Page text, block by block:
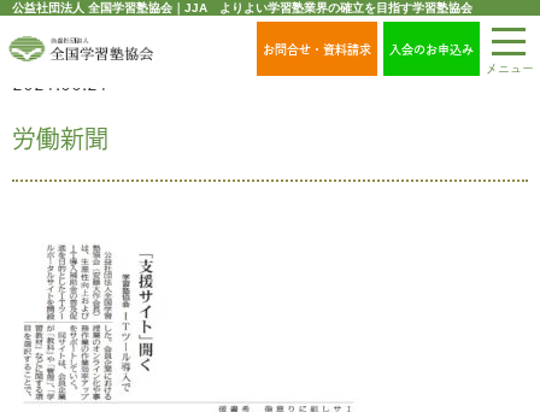
公益社団法人 全国学習塾協会｜JJA よりよい学習塾業界の確立を目指す学習塾協会
お問合せ・資料請求
入会のお申込み
メニュー
2021.06.21
労働新聞